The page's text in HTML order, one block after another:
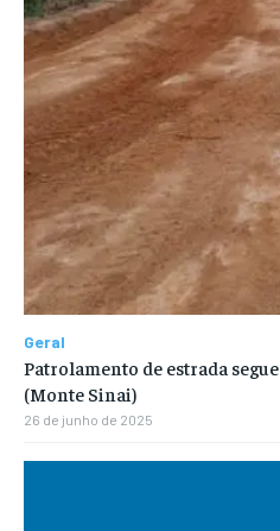
Geral
Patrolamento de estrada
(Monte Sinai)
26 de junho de 2025